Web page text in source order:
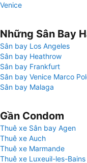
Venice
Những Sân Bay
Sân bay Los Angeles
Sân bay Heathrow
Sân bay Frankfurt
Sân bay Venice Marco
Sân bay Malaga
Gần Condom
Thuê xe Sân bay Agen
Thuê xe Auch
Thuê xe Marmande
Thuê xe Luxeuil-les-Bains